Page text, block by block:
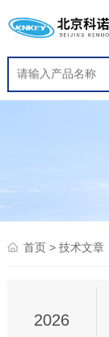
首页> 技术文章
2026